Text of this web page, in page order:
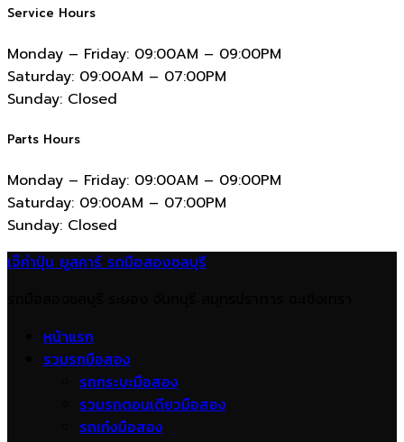
Service Hours
Monday – Friday: 09:00AM – 09:00PM
Saturday: 09:00AM – 07:00PM
Sunday: Closed
Parts Hours
Monday – Friday: 09:00AM – 09:00PM
Saturday: 09:00AM – 07:00PM
Sunday: Closed
เจ๊คำปุ่น ยูสคาร์ รถมือสองชลบุรี
หน้าแรก
รวมรถมือสอง
รถกระบะมือสอง
รวมรถตอนเดียวมือสอง
รถเก๋งมือสอง